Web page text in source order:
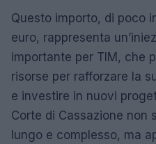
Questo importo, di poco
euro, rappresenta
importante per TIM, che
risorse per rafforzare la
e investire in nuovi
Corte di Cassazione non
lungo e complesso, ma